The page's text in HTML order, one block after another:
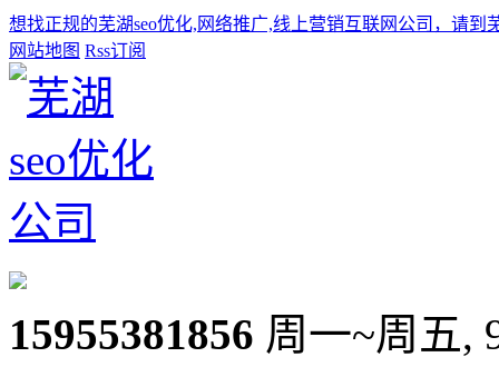
想找正规的芜湖seo优化,网络推广,线上营销互联网公司，请到
网站地图 Rss订阅
15955381856 周一~周五,